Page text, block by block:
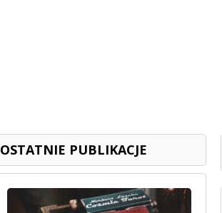
OSTATNIE PUBLIKACJE